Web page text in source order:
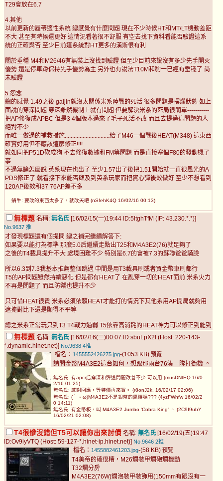
T29會放在6.7
4.其他
以前更新的履帶適性系統 總感覺有什麼問題 現在不少時候HT和MT/LT機動差距
不大 甚至有時候還更好 這情況看著很不舒服 有空去找下資料看能否驗證這系
統的正確與否 至少目前這系統對HT更多的漢斯很有利
關於垂穩 M4和M26/46有無裝上沒找到驗證 但至少目前來說沒有多少先手開火
優勢 還是停車蹲保持先手優勢為主 另外也有說法T10M和豹一已經有垂穩了 尚
未驗證
5.怨念
總的感覺 1.49之後 gaijin就沒太關係米系陸戰的死活 很多問題是摆爛狀態 如上
面說的穿深問題 穿深雖然機制上就有問題 但要解決米系的死局很簡單-----------
把AP修復成APBC 但是3 4個版本過來了毛子死活不改 而且去提過這問題的人
絕對不少
而唯一做過的補救措施..............................給了M46一個戰後HEAT(M348) 這東西
確實好用但不應該這麼修正!!!!
就如同把P51D砍成狗 不去修復數據和FM等問題 而是直接塞個F80的發動機了
事
不過無論怎麼說 英系現在也出了 至少1.57出了後把1.51開始就一直很風光的A
PDS修正了 就看接下來能否顧及到英系玩家而把實心彈後效做好 至少不想看到
120AP後效和37 76AP差不多
蝸牛: 要改的東西太多了，就改天吧 (nSfehK4Q 16/02/16 00:13)
無標題 名稱: 無名氏 [16/02/15(一)19:44 ID:5ltghTfM (IP: 43.230.*.*)]
No.9637 推
才發現標題還有個提問 總之補完繼續解答下:
如果要以能打為標準 那麼5.0后繼續走點出T25和M4A3E2(76)就足夠了
之後的T4載具提升不大 處境困難不少 特別是6.7的會被7.3的蘇聯爸爸騎臉
所以6.3到7.3我基本推薦整個跳過 中間是用T3載具刷或者買金幣車刷都行
T5的AP問題雖然持續惡化 但是都有HEAT了 在亂穿一切的HEAT面前 米系火力
不再是問題了 而且防禦也提升不少
只可惜HEAT很貴 米系必須依賴HEAT才能打的情況下其他系用AP開局就夠用
遮掩對比下還是顯得不平等
總之米系正常玩只到T3 T4戰力過弱 T5依靠高消耗的HEAT神力可以修正到能到
無標題 名稱: 無名氏 [16/02/16(二)00:07 ID:sbuLpX2I (Host: 220-143-
*.dynamic.hinet.net)] No.9638 4推
檔名： 1455552426275.jpg-(1053 KB) 預覽
請問金幣M4A3E2這台如何，想跟那兩台76湊一隊打街機 。
無名氏: 有apcr后穿深和彈道問題改善不少 可以用 (musDNtEQ 16/0
2/16 01:25)
無名氏: 感謝回應，等特價再來買。 (r8onJ2k. 16/02/17 02:06)
無名氏: (｀・ω)M4A3E2不是銀幣的醬爆嗎??? (4yzFWhfw 16/02/2
0 14:11)
無名氏: 有金幣板，叫 M4A3E2 Jumbo 'Cobra King' 。 (2C9I9ubY
16/02/21 02:08)
T4很慘沒錯但T5可以讓你出來討債 名稱: 無名氏 [16/02/19(五)19:47
ID:Ov9lyVTQ (Host: 59-127-*.hinet-ip.hinet.net)] No.9646 2推
檔名： 1455882461203.jpg-(58 KB) 預覽
T4美帝的確很糟，M26爛裝甲爛砲爛機動
T32爛分房
M4A3E2(76W)爛泡裝甲裝飾用(150mm有跟沒有一